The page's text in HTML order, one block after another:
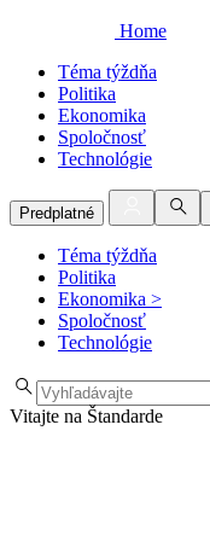
Home
Téma týždňa
Politika
Ekonomika
Spoločnosť
Technológie
Predplatné
Téma týždňa
Politika
Ekonomika >
Spoločnosť
Technológie
Vitajte na Štandarde